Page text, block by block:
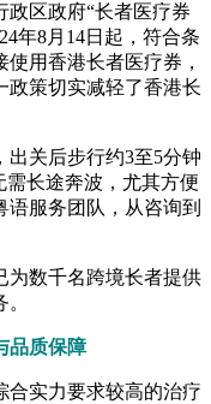
政区政府“长者医疗券
年8月14日起，符合条
用香港长者医疗券，
政策切实减轻了香港长
关后步行约3至5分钟
需长途奔波，尤其方便
服务团队，从咨询到
数千名跨境长者提供
质保障
实力要求较高的治疗